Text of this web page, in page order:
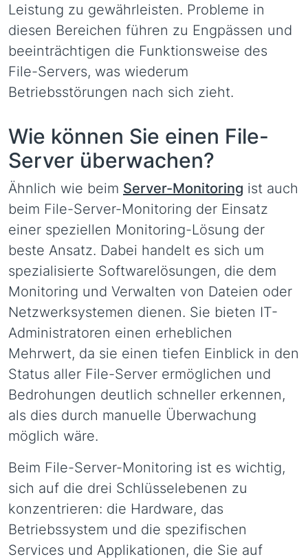
Leistung zu gewährleisten. Probleme in
diesen Bereichen führen zu Engpässen und
beeinträchtigen die Funktionsweise des
File-Servers, was wiederum
Betriebsstörungen nach sich zieht.
Wie können Sie einen File-
Server überwachen?
Ähnlich wie beim Server-Monitoring ist auch
beim File-Server-Monitoring der Einsatz
einer speziellen Monitoring-Lösung der
beste Ansatz. Dabei handelt es sich um
spezialisierte Softwarelösungen, die dem
Monitoring und Verwalten von Dateien oder
Netzwerksystemen dienen. Sie bieten IT-
Administratoren einen erheblichen
Mehrwert, da sie einen tiefen Einblick in den
Status aller File-Server ermöglichen und
Bedrohungen deutlich schneller erkennen,
als dies durch manuelle Überwachung
möglich wäre.
Beim File-Server-Monitoring ist es wichtig,
sich auf die drei Schlüsselebenen zu
konzentrieren: die Hardware, das
Betriebssystem und die spezifischen
Services und Applikationen, die Sie auf